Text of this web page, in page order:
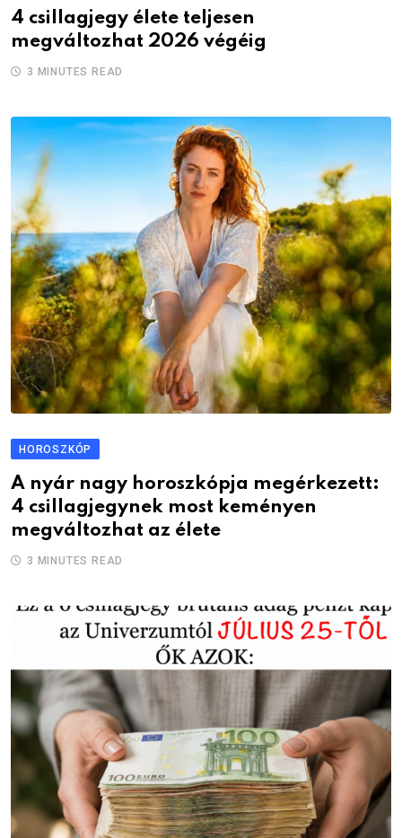
4 csillagjegy élete teljesen
megváltozhat 2026 végéig
3 MINUTES READ
HOROSZKÓP
A nyár nagy horoszkópja megérkezett:
4 csillagjegynek most keményen
megváltozhat az élete
3 MINUTES READ